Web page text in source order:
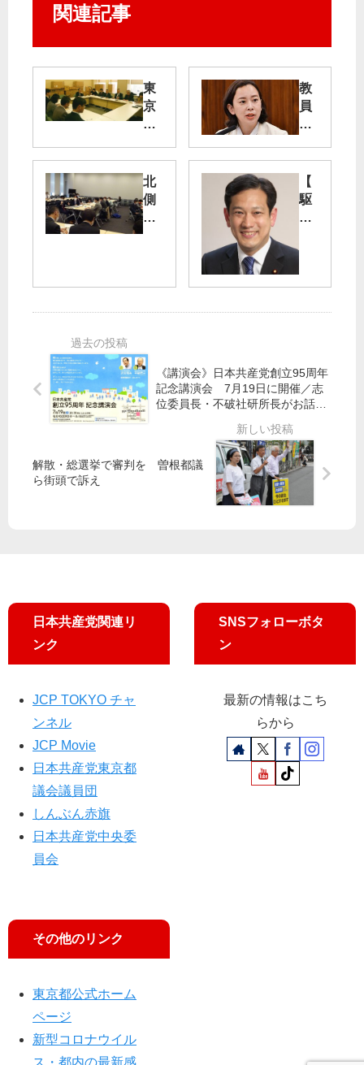
関連記事
東
京
五
施
設
新
更
民
の
が
委
教
員
の
間
外
勤
労
時
北
側
進
ら
羽
田
新
航
討
【
駆
け
る
】
で
コ
ロ
対
策
宮
《講演会》日本共産党創立95周年
記念講演会 7月19日に開催／志
位委員長・不破社研所長がお話し
解散・総選挙で審判を 曽根都議
ら街頭で訴え
日本共産党関連リ
ンク
JCP TOKYO チャ
ンネル
JCP Movie
日本共産党東京都
議会議員団
しんぶん赤旗
日本共産党中央委
員会
その他のリンク
東京都公式ホーム
ページ
新型コロナウイル
ス・都内の最新感
SNSフォローボタ
ン
最新の情報はこち
らから